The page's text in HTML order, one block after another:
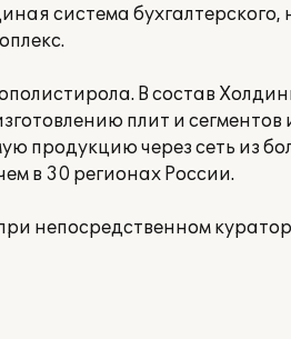
система бухгалтерского,
В состав
плит и сегментов
продукцию через сеть из
в 30 регионах России.
непосредственном